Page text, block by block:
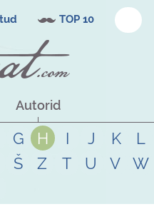
TOP 10
Autorid
G H I J K
L
Š Z T U V
W